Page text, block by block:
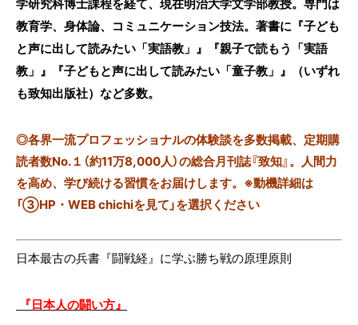
学研究科博士課程を経て、現在明治大学文学部教授。専門は
教育学、身体論、コミュニケーション技法。著書に『子ども
と声に出して読みたい「実語教」』『親子で読もう「実語
教」』『子どもと声に出して読みたい「童子教」』（いずれ
も致知出版社）など多数。
◎各界一流プロフェッショナルの体験談を多数掲載、定期購
読者数No.１（約11万8,000人）の総合月刊誌『致知』。人間力
を高め、学び続ける習慣をお届けします。※動機詳細は
「③HP・WEB chichiを見て」を選択ください
日本最古の兵書『闘戦経』に学ぶ勝ち戦の原理原則
『日本人の闘い方』